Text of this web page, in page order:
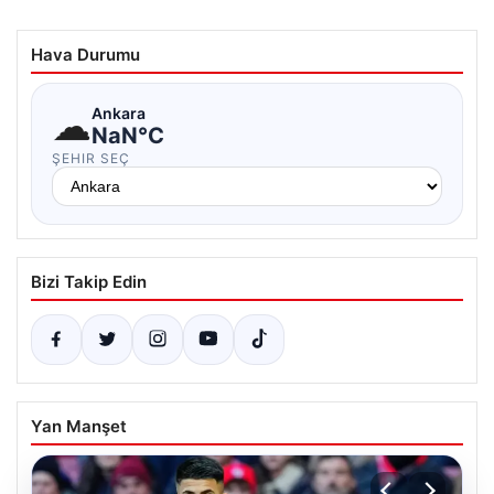
Hava Durumu
☁Ankara
NaN°C
ŞEHIR SEÇ
Bizi Takip Edin
Yan Manşet